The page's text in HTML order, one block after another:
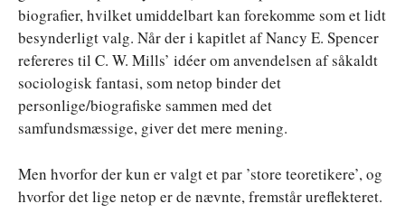
biografier, hvilket umiddelbart kan forekomme som et lidt
besynderligt valg. Når der i kapitlet af Nancy E. Spencer
refereres til C. W. Mills’ idéer om anvendelsen af såkaldt
sociologisk fantasi, som netop binder det
personlige/biografiske sammen med det
samfundsmæssige, giver det mere mening.
Men hvorfor der kun er valgt et par ’store teoretikere’, og
hvorfor det lige netop er de nævnte, fremstår ureflekteret.